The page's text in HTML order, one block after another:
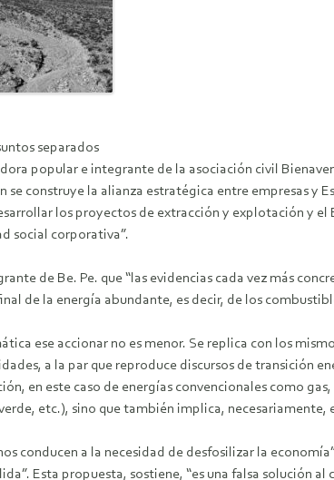
separados
popular e integrante de la asociación civil
se construye la alianza estratégica entre empresas y
los proyectos de extracción y explotación y el
social corporativa”.
de Be. Pe. que “las evidencias cada vez más
de la energía abundante, es decir, de los
ese accionar no es menor. Se replica con los
a la par que reproduce discursos de transición
en este caso de energías convencionales como
etc.), sino que también implica, necesariamente,
conducen a la necesidad de desfosilizar la
Esta propuesta, sostiene, “es una falsa solución